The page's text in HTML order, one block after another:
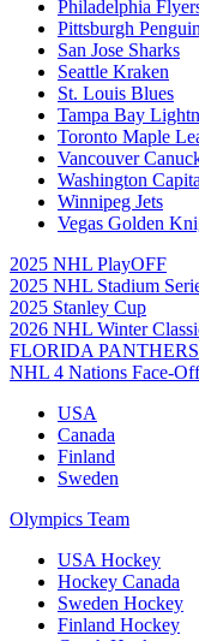
Philadelphia
Pittsburgh
San Jose Sharks
Seattle Kraken
St. Louis Blues
Tampa Bay
Toronto Maple
Vancouver
Washington
Winnipeg Jets
Vegas Golden
2025 NHL PlayOFF
2025 NHL Stadium
2025 Stanley Cup
2026 NHL Winter
FLORIDA
NHL 4 Nations Face-Off
USA
Canada
Finland
Sweden
Olympics Team
USA Hockey
Hockey Canada
Sweden Hockey
Finland Hockey